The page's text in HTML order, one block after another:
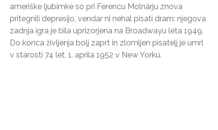
ameriške ljubimke so pri Ferencu Molnárju znova
pritegnili depresijo, vendar ni nehal pisati dram: njegova
zadnja igra je bila uprizorjena na Broadwayu leta 1949.
Do konca življenja bolj zaprt in zlomljen pisatelj je umrl
v starosti 74 let, 1. aprila 1952 v New Yorku.